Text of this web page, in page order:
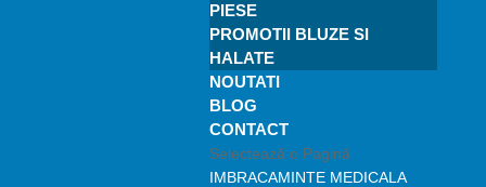
PIESE
PROMOTII BLUZE SI
HALATE
NOUTATI
BLOG
CONTACT
Selectează o Pagină
IMBRACAMINTE MEDICALA